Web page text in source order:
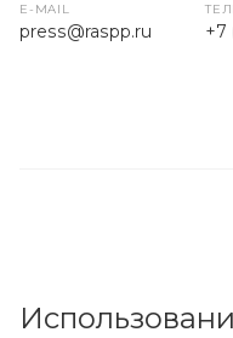
E-MAIL
press@raspp.ru +7